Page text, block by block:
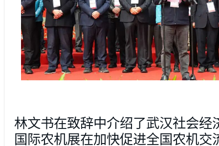
林文书在致辞中介绍了武汉社会经
国际农机展在加快促进全国农机交